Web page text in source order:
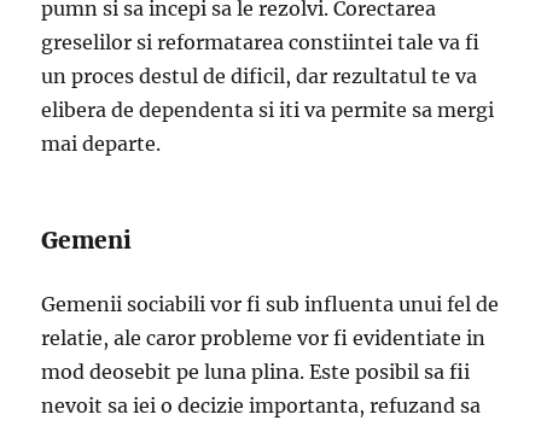
pumn si sa incepi sa le rezolvi. Corectarea
greselilor si reformatarea constiintei tale va fi
un proces destul de dificil, dar rezultatul te va
elibera de dependenta si iti va permite sa mergi
mai departe.
Gemeni
Gemenii sociabili vor fi sub influenta unui fel de
relatie, ale caror probleme vor fi evidentiate in
mod deosebit pe luna plina. Este posibil sa fii
nevoit sa iei o decizie importanta, refuzand sa